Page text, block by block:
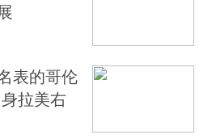
表的哥伦
拉美右